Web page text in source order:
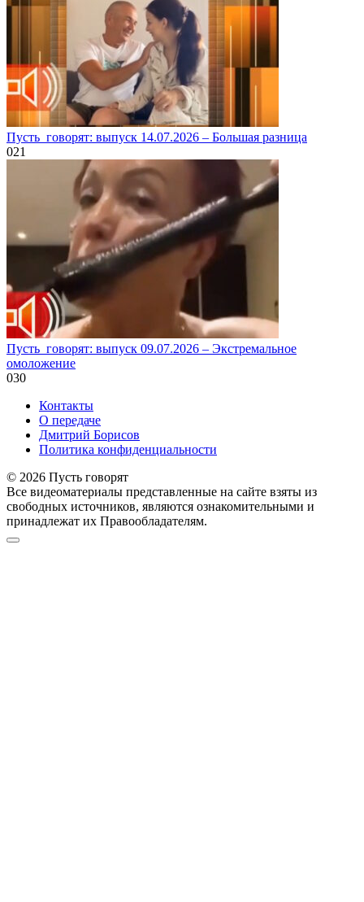
Пусть_говорят: выпуск 14.07.2026 – Большая разница
021
Пусть_говорят: выпуск 09.07.2026 – Экстремальное
омоложение
030
Контакты
О передаче
Дмитрий Борисов
Политика конфиденциальности
© 2026 Пусть говорят
Все видеоматериалы представленные на сайте взяты из
свободных источников, являются ознакомительными и
принадлежат их Правообладателям.